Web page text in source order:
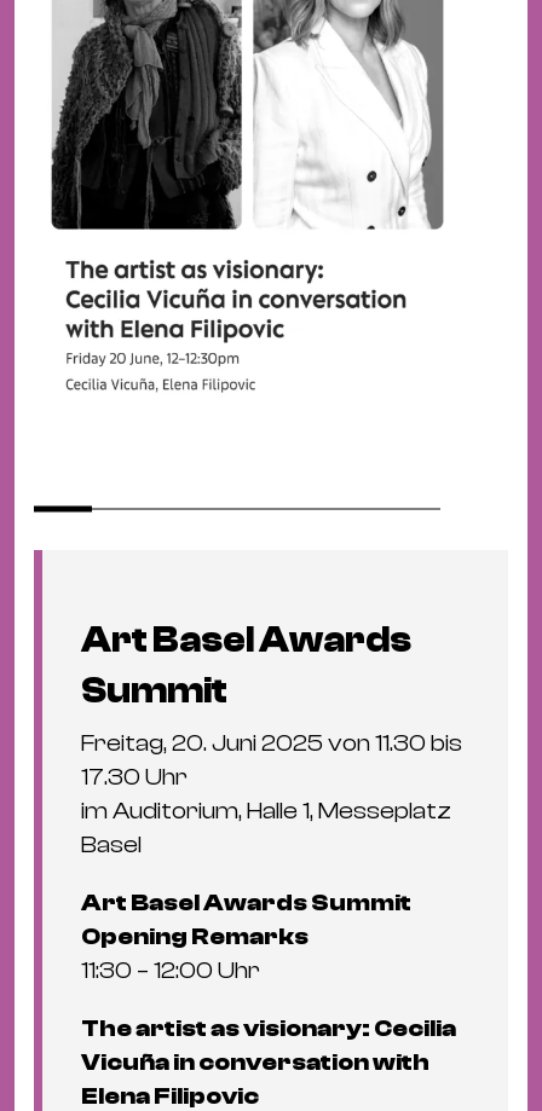
Art Basel Awards
Summit
Freitag, 20. Juni 2025 von 11.30 bis
17.30 Uhr
im Auditorium, Halle 1, Messeplatz
Basel
Art Basel Awards Summit
Opening Remarks
11:30 – 12:00 Uhr
The artist as visionary: Cecilia
Vicuña in conversation with
Elena Filipovic